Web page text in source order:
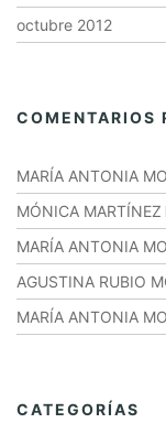
octubre 2012
COMENTARIOS
MARÍA ANTONIA
MÓNICA MARTÍNEZ
MARÍA ANTONIA
AGUSTINA RUBIO
MARÍA ANTONIA
CATEGORÍAS